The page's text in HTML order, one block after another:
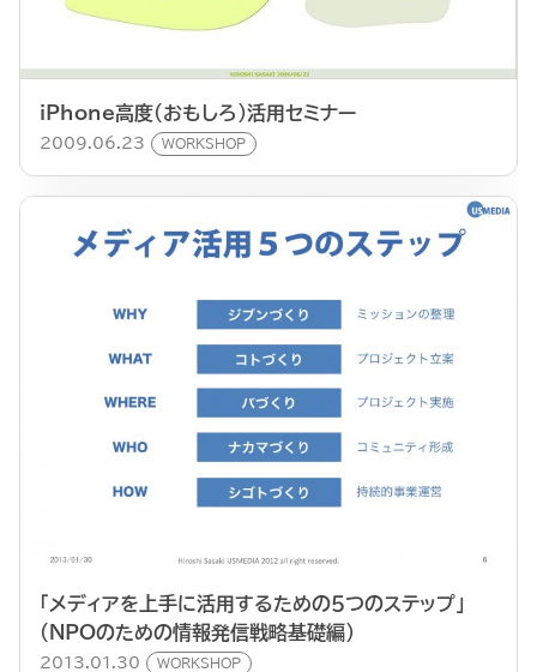
iPhone高度（おもしろ）活用セミナー
2009.06.23 WORKSHOP
「メディアを上手に活用するための５つのステップ」
（NPOのための情報発信戦略基礎編）
2013.01.30 WORKSHOP